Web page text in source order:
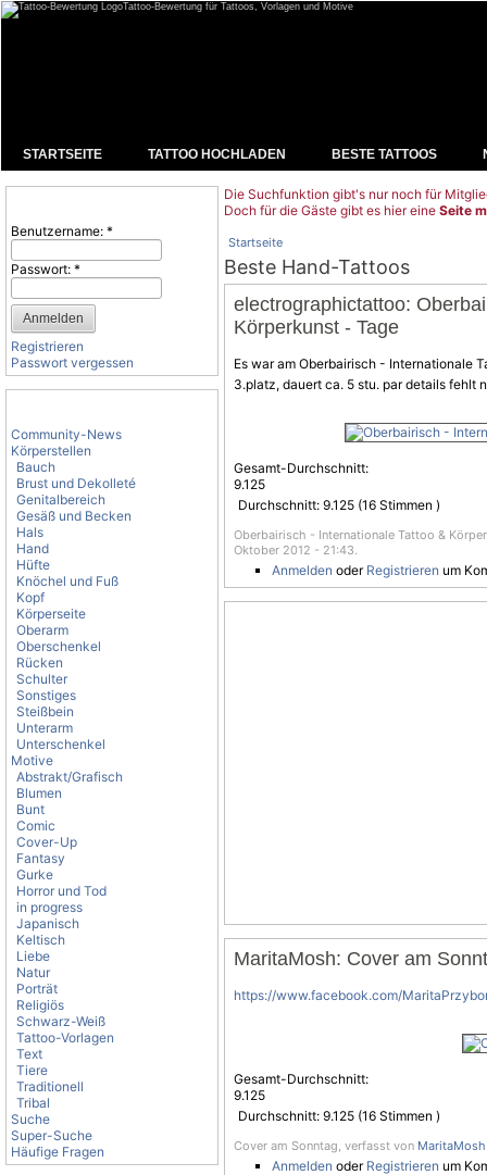
Tattoo-Bewertung für Tattoos, Vorlagen und Motive
STARTSEITE TATTOO HOCHLADEN BESTE TATTOOS
Benutzername: *
Passwort: *
Registrieren
Passwort vergessen
Community-News
Körperstellen
Bauch
Brust und Dekolleté
Genitalbereich
Gesäß und Becken
Hals
Hand
Hüfte
Knöchel und Fuß
Kopf
Körperseite
Oberarm
Oberschenkel
Rücken
Schulter
Sonstiges
Steißbein
Unterarm
Unterschenkel
Motive
Abstrakt/Grafisch
Blumen
Bunt
Comic
Cover-Up
Fantasy
Gurke
Horror und Tod
in progress
Japanisch
Keltisch
Liebe
Natur
Porträt
Religiös
Schwarz-Weiß
Tattoo-Vorlagen
Text
Tiere
Traditionell
Tribal
Suche
Super-Suche
Häufige Fragen
Die Suchfunktion gibt's nur noch für
Doch für die Gäste gibt es hier eine Seite
Startseite
Beste Hand-Tattoos
electrographictattoo:
Körperkunst - Tage
Es war am Oberbairisch - Internationale
3.platz, dauert ca. 5 stu. par details fehlt
Gesamt-Durchschnitt:
9.125
Durchschnitt: 9.125 (16 Stimmen )
Oberbairisch - Internationale Tattoo &
Oktober 2012 - 21:43.
Anmelden oder Registrieren um
MaritaMosh: Cover am
https://www.facebook.com/
Gesamt-Durchschnitt:
9.125
Durchschnitt: 9.125 (16 Stimmen )
Cover am Sonntag, verfasst von MaritaMosh
Anmelden oder Registrieren um